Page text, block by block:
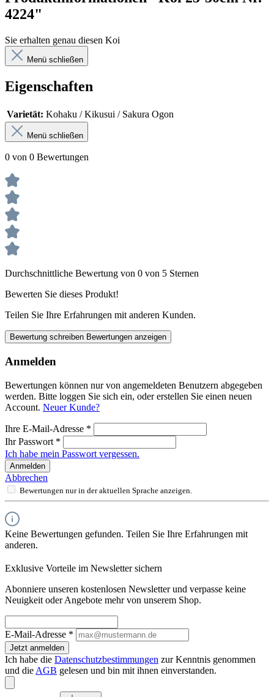
4224"
Sie erhalten genau diesen Koi
Menü schließen
Eigenschaften
Varietät: Kohaku / Kikusui / Sakura Ogon
Menü schließen
0 von 0 Bewertungen
Durchschnittliche Bewertung von 0 von 5 Sternen
Bewerten Sie dieses Produkt!
Teilen Sie Ihre Erfahrungen mit anderen Kunden.
Bewertung schreiben Bewertungen anzeigen
Anmelden
Bewertungen können nur von angemeldeten Benutzern abgegeben
werden. Bitte loggen Sie sich ein, oder erstellen Sie einen neuen
Account. Neuer Kunde?
Ihre E-Mail-Adresse *
Ihr Passwort *
Ich habe mein Passwort vergessen.
Anmelden
Abbrechen
Bewertungen nur in der aktuellen Sprache anzeigen.
Keine Bewertungen gefunden. Teilen Sie Ihre Erfahrungen mit
anderen.
Exklusive Vorteile im Newsletter sichern
Abonniere unseren kostenlosen Newsletter und verpasse keine
Neuigkeit oder Angebote mehr von unserem Shop.
E-Mail-Adresse *
Jetzt anmelden
Ich habe die Datenschutzbestimmungen zur Kenntnis genommen
und die AGB gelesen und bin mit ihnen einverstanden.